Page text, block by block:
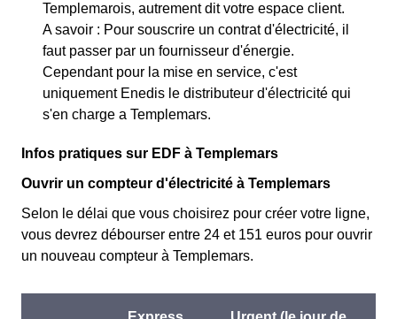
Templemarois, autrement dit votre espace client.
A savoir : Pour souscrire un contrat d'électricité, il
faut passer par un fournisseur d'énergie.
Cependant pour la mise en service, c'est
uniquement Enedis le distributeur d'électricité qui
s'en charge a Templemars.
Infos pratiques sur EDF à Templemars
Ouvrir un compteur d'électricité à Templemars
Selon le délai que vous choisirez pour créer votre ligne,
vous devrez débourser entre 24 et 151 euros pour ouvrir
un nouveau compteur à Templemars.